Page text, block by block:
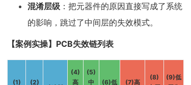
混淆层级 ：把元器件的原因直接写成了系统
的影响，跳过了中间层的失效模式。
【案例实操】PCB失效链列表
(1)
(2)
(4)
高
(5)
中
(6)低
(7)高
(8)
(9)低